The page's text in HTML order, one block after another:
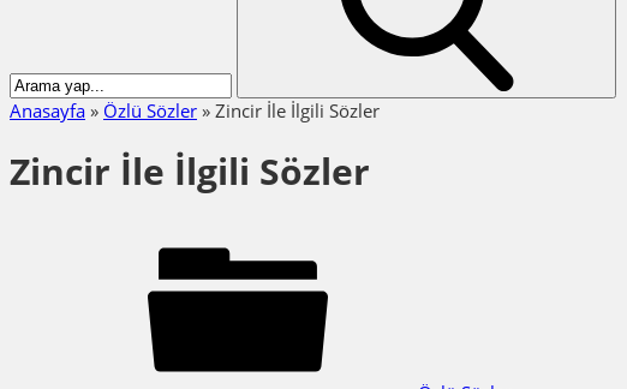
Anasayfa » Özlü Sözler » Zincir İle İlgili Sözler
Zincir İle İlgili Sözler